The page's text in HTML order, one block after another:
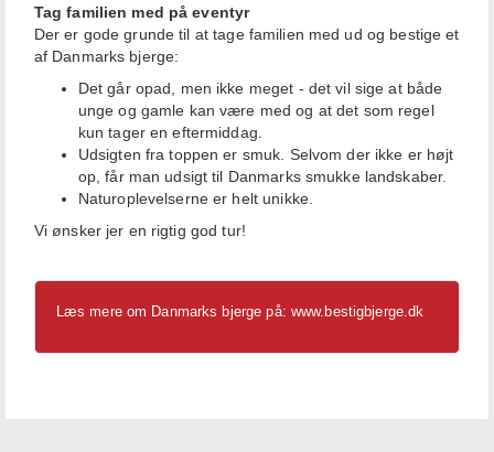
Tag familien med på eventyr
Der er gode grunde til at tage familien med ud og bestige et
af Danmarks bjerge:
Det går opad, men ikke meget - det vil sige at både
unge og gamle kan være med og at det som regel
kun tager en eftermiddag.
Udsigten fra toppen er smuk. Selvom der ikke er højt
op, får man udsigt til Danmarks smukke landskaber.
Naturoplevelserne er helt unikke.
Vi ønsker jer en rigtig god tur!
Læs mere om Danmarks bjerge på: www.bestigbjerge.dk